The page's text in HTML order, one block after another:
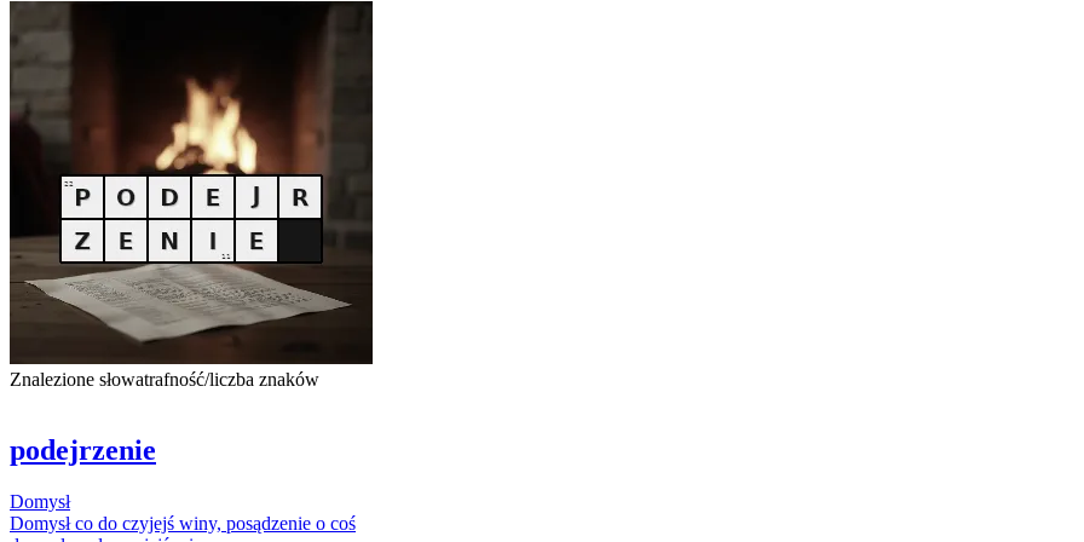
Znalezione słowatrafność/liczba znaków
podejrzenie
Domysł
Domysłco do czyjejś winy, posądzenie o coś